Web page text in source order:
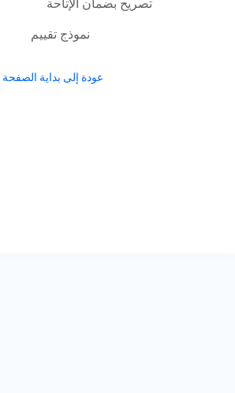
تصريح بضمان الإتاحة
نموذج تقييم
عودة إلى بداية الصفحة